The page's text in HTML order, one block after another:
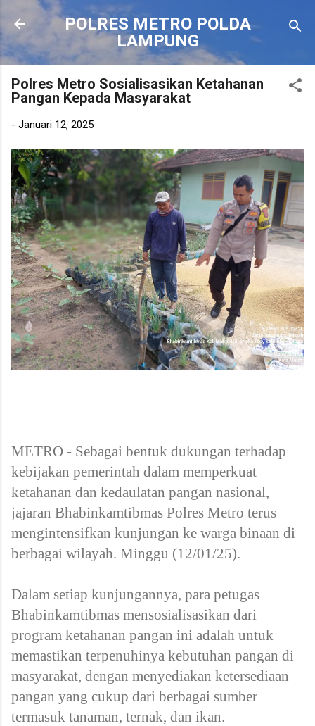
Langsung ke konten utama
POLRES METRO POLDA
LAMPUNG
Polres Metro Sosialisasikan Ketahanan
Pangan Kepada Masyarakat
- Januari 12, 2025
METRO - Sebagai bentuk dukungan terhadap
kebijakan pemerintah dalam memperkuat
ketahanan dan kedaulatan pangan nasional,
jajaran Bhabinkamtibmas Polres Metro terus
mengintensifkan kunjungan ke warga binaan di
berbagai wilayah. Minggu (12/01/25).
Dalam setiap kunjungannya, para petugas
Bhabinkamtibmas mensosialisasikan dari
program ketahanan pangan ini adalah untuk
memastikan terpenuhinya kebutuhan pangan di
masyarakat, dengan menyediakan ketersediaan
pangan yang cukup dari berbagai sumber
termasuk tanaman, ternak, dan ikan.